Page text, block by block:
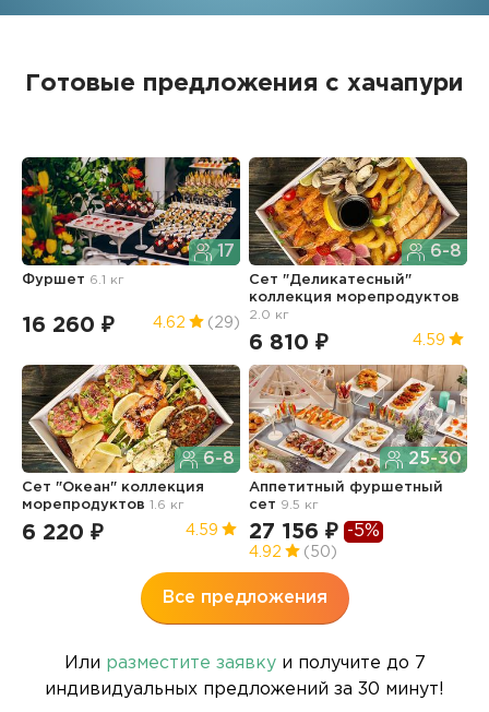
Готовые предложения с хачапури
17
Фуршет 6.1 кг
16 260 ₽ 4.62 (29)
6-8
Сет "Деликатесный"
коллекция морепродуктов
2.0 кг
6 810 ₽ 4.59
6-8
Сет "Океан" коллекция
морепродуктов1.6 кг
6 220 ₽ 4.59
25-30
Аппетитный фуршетный
сет 9.5 кг
27 156 ₽ -5%
4.92 (50)
Все предложения
Или разместите заявкуи получите до 7
индивидуальных предложений за 30 минут!